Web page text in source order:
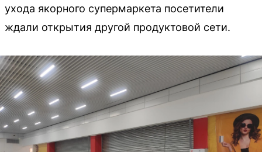
ухода якорного супермаркета посетители
ждали открытия другой продуктовой сети.